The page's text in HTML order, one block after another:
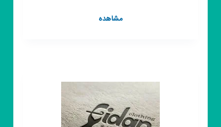
مشاهدهکانال